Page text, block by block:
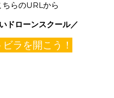
らのURLから
ドローンスクール／
ラを開こう！